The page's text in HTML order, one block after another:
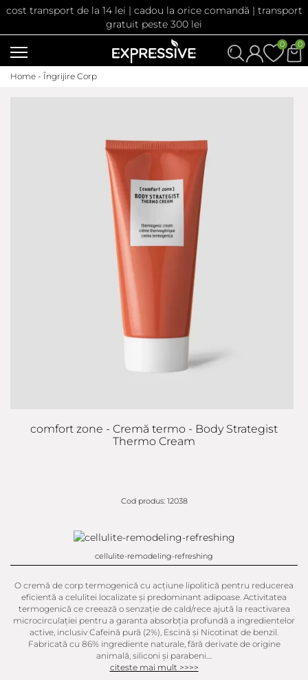
cost transport de la 14 lei | cadou la orice comandă | transport
gratuit peste 300 lei
0
0
Home - Îngrijire Corp
comfort zone - Cremă termo - Body Strategist
Thermo Cream
Cod produs: 12038
cellulite-remodeling-refreshing
O cremă de corp termogenică cu acțiune lipolitică pentru reducerea
eficientă a celulitei localizate și predominant adipoase. Activitatea
termogenică ce creează o senzație de cald/rece ajută la reactivarea
microcirculației pentru a garanta absorbția profundă a ingredientelor
active, inclusiv Cafeină pură (2%), Escină și Nicotinat de benzil.
Fabricată cu 86% ingrediente naturale, fără derivate de origine
animală, siliconi și parabeni....
citeste mai mult >>>>